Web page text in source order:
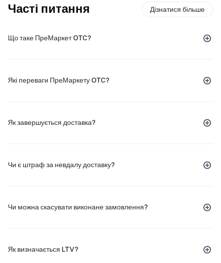
Часті питання Дізнатися більше
Що таке ПреМаркет OTC?
Які переваги ПреМаркету OTC?
Як завершується доставка?
Чи є штраф за невдалу доставку?
Чи можна скасувати виконане замовлення?
Як визначається LTV?